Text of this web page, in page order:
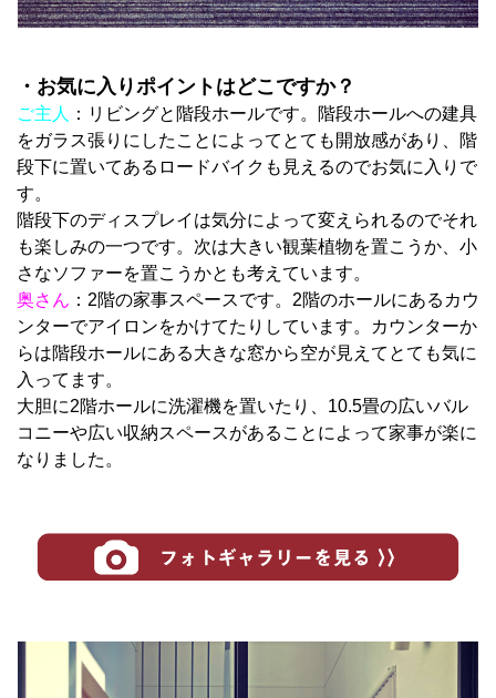
・お気に入りポイントはどこですか？
ご主人
：リビングと階段ホールです。階段ホールへの建具
をガラス張りにしたことによってとても開放感があり、階
段下に置いてあるロードバイクも見えるのでお気に入りで
す。
階段下のディスプレイは気分によって変えられるのでそれ
も楽しみの一つです。次は大きい観葉植物を置こうか、小
さなソファーを置こうかとも考えています。
奥さん ：2階の家事スペースです。2階のホールにあるカウ
ンターでアイロンをかけてたりしています。カウンターか
らは階段ホールにある大きな窓から空が見えてとても気に
入ってます。
大胆に2階ホールに洗濯機を置いたり、10.5畳の広いバル
コニーや広い収納スペースがあることによって家事が楽に
なりました。